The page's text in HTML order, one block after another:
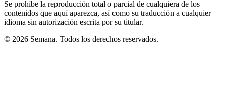
Se prohíbe la reproducción total o parcial de cualquiera de los
contenidos que aquí aparezca, así como su traducción a cualquier
idioma sin autorización escrita por su titular.
© 2026 Semana. Todos los derechos reservados.